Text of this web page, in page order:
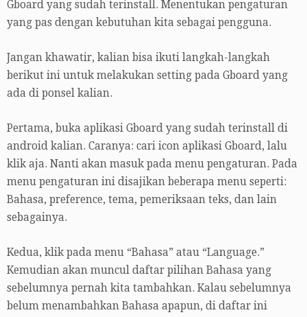
Gboard yang sudah terinstall. Menentukan pengaturan
yang pas dengan kebutuhan kita sebagai pengguna.
Jangan khawatir, kalian bisa ikuti langkah-langkah
berikut ini untuk melakukan setting pada Gboard yang
ada di ponsel kalian.
Pertama, buka aplikasi Gboard yang sudah terinstall di
android kalian. Caranya: cari icon aplikasi Gboard, lalu
klik aja. Nanti akan masuk pada menu pengaturan. Pada
menu pengaturan ini disajikan beberapa menu seperti:
Bahasa, preference, tema, pemeriksaan teks, dan lain
sebagainya.
Kedua, klik pada menu “Bahasa” atau “Language.”
Kemudian akan muncul daftar pilihan Bahasa yang
sebelumnya pernah kita tambahkan. Kalau sebelumnya
belum menambahkan Bahasa apapun, di daftar ini